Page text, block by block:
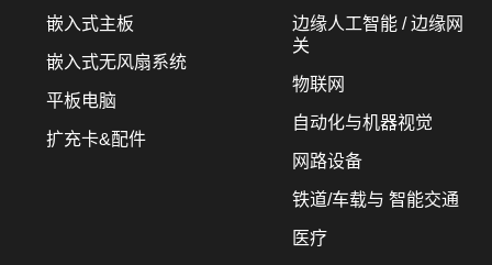
嵌入式主板
嵌入式无风扇系统
平板电脑
扩充卡&配件
边缘人工智能 / 边缘网
关
物联网
自动化与机器视觉
网路设备
铁道/车载与 智能交通
医疗